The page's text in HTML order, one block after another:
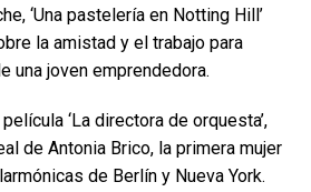
‘Una pastelería en Notting Hill’
la amistad y el trabajo para
una joven emprendedora.
‘La directora de orquesta’,
de Antonia Brico, la primera mujer
de Berlín y Nueva York.